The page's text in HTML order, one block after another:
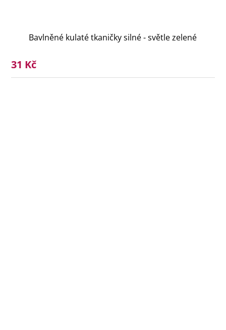
Bavlněné kulaté tkaničky silné - světle zelené
31 Kč